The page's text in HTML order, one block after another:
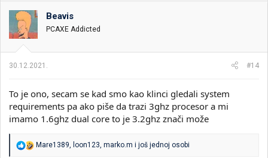
o
a
n
:
Beavis
PCAXE Addicted
30.12.2021. #14
To je ono, secam se kad smo kao klinci gledali system
requirements pa ako piše da trazi 3ghz procesor a mi
imamo 1.6ghz dual core to je 3.2ghz znači može
R
Mare1389 loon123 marko.m i još jednoj osobi